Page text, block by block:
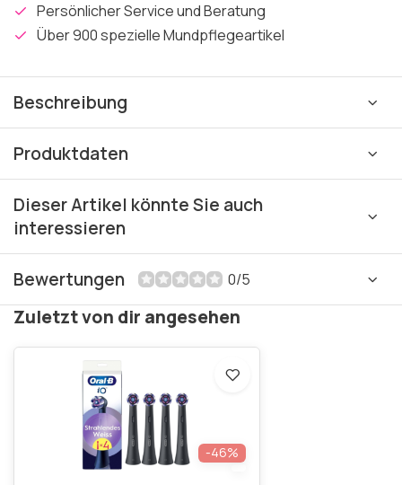
Persönlicher Service und Beratung
Über 900 spezielle Mundpflegeartikel
Beschreibung
Produktdaten
Dieser Artikel könnte Sie auch
interessieren
Bewertungen 0/5
Zuletzt von dir angesehen
-46%